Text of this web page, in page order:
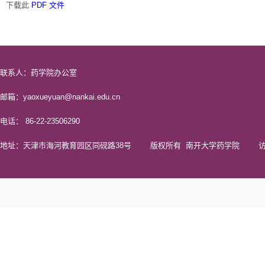
下载此 PDF 文件
联系人：药学院办公室
邮箱：yaoxueyuan@nankai.edu.cn
电话： 86-22-23506290
地址：天津市海河教育园区同砚路38号 版权所有 南开大学药学院 访